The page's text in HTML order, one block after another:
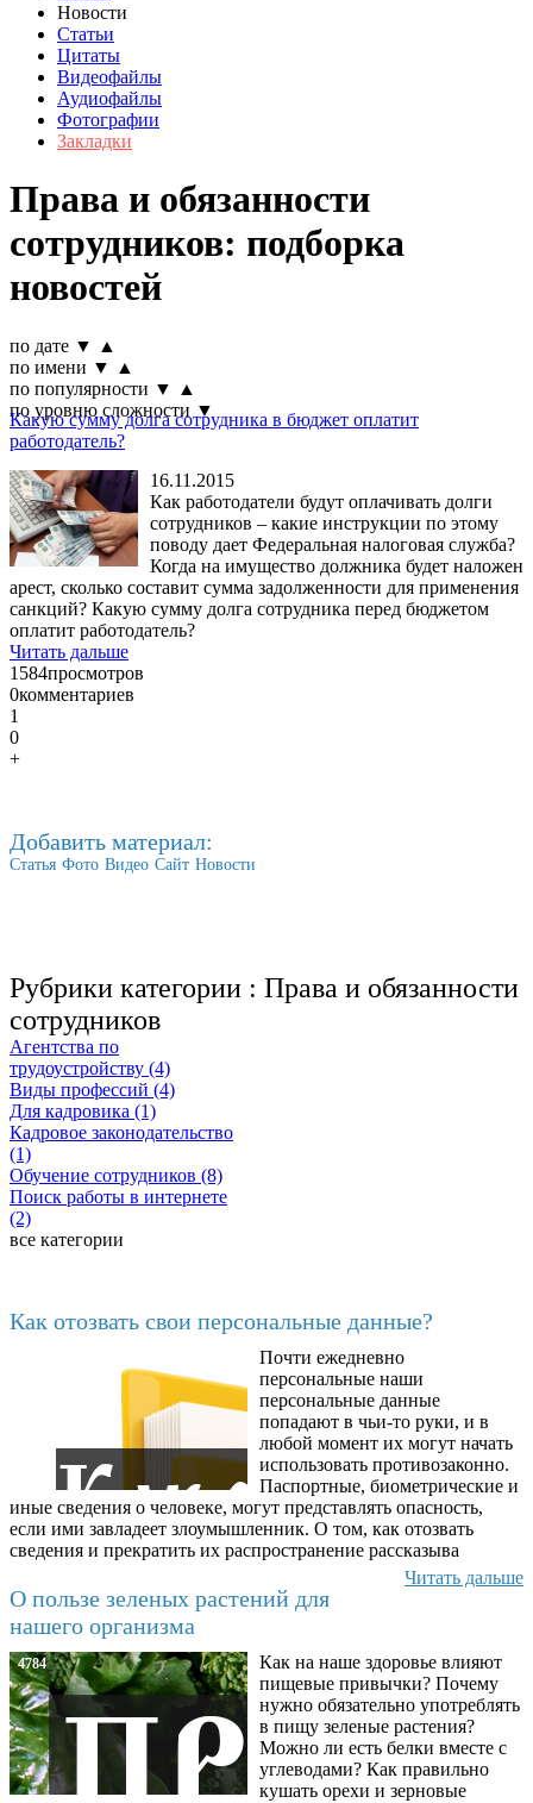
Новости
Статьи
Цитаты
Видеофайлы
Аудиофайлы
Фотографии
Закладки
Права и обязанности
сотрудников: подборка
новостей
по дате ▼
▲
по имени ▼
▲
по популярности ▼
▲
по уровню сложности ▼
Какую сумму долга сотрудника в бюджет оплатит
работодатель?
16.11.2015
Как работодатели будут оплачивать долги
сотрудников – какие инструкции по этому
поводу дает Федеральная налоговая служба?
Когда на имущество должника будет наложен
арест, сколько составит сумма задолженности для применения
санкций? Какую сумму долга сотрудника перед бюджетом
оплатит работодатель?
Читать дальше
1584просмотров
0комментариев
1
0
+
Добавить материал:
Статья Фото Видео Сайт Новости
Рубрики категории : Права и обязанности
сотрудников
Агентства по
трудоустройству (4)
Виды профессий (4)
Для кадровика (1)
Кадровое законодательство
(1)
Обучение сотрудников (8)
Поиск работы в интернете
(2)
все категории
Как отозвать свои персональные данные?
Почти ежедневно
персональные наши
персональные данные
попадают в чьи-то руки, и в
любой момент их могут начать
использовать противозаконно.
Паспортные, биометрические и
иные сведения о человеке, могут представлять опасность,
если ими завладеет злоумышленник. О том, как отозвать
сведения и прекратить их распространение рассказыва
Читать дальше
О пользе зеленых растений для
нашего организма
4784
Как на наше здоровье влияют
пищевые привычки? Почему
нужно обязательно употреблять
в пищу зеленые растения?
Можно ли есть белки вместе с
углеводами? Как правильно
кушать орехи и зерновые